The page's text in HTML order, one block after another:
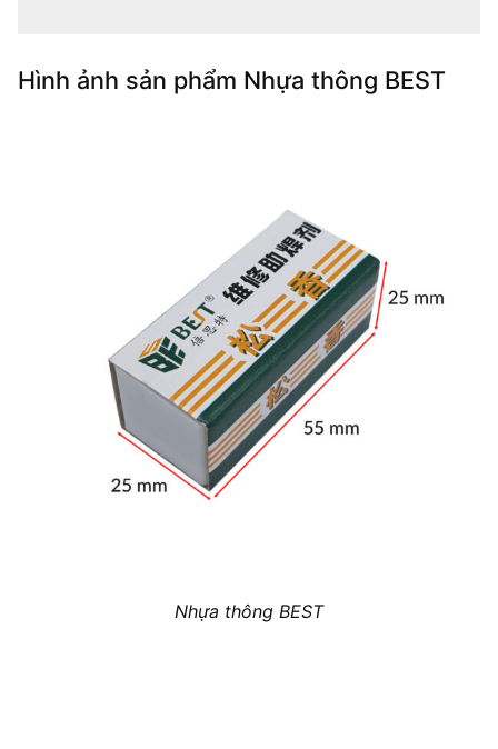
Hình ảnh sản phẩm Nhựa thông BEST
Nhựa thông BEST